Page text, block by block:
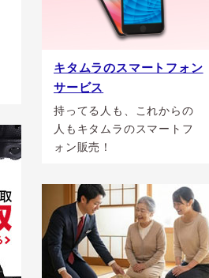
キタムラのスマートフォン
サービス
持ってる人も、これからの
人もキタムラのスマートフ
ォン販売！